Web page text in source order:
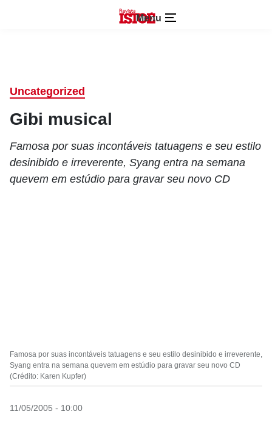
Menu
Uncategorized
Gibi musical
Famosa por suas incontáveis tatuagens e seu estilo
desinibido e irreverente, Syang entra na semana
quevem em estúdio para gravar seu novo CD
Famosa por suas incontáveis tatuagens e seu estilo desinibido e irreverente,
Syang entra na semana quevem em estúdio para gravar seu novo CD
(Crédito: Karen Kupfer)
11/05/2005 - 10:00